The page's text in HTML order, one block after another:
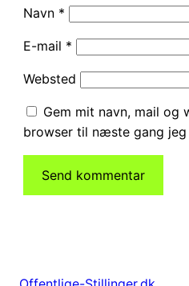
Navn *
E-mail *
Websted
Gem mit navn, mail og
browser til næste gang jeg